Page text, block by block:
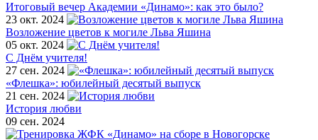
Итоговый вечер Академии «Динамо»: как это было?
23 окт. 2024
Возложение цветов к могиле Льва Яшина
05 окт. 2024
С Днём учителя!
27 сен. 2024
«Флешка»: юбилейный десятый выпуск
21 сен. 2024
История любви
09 сен. 2024